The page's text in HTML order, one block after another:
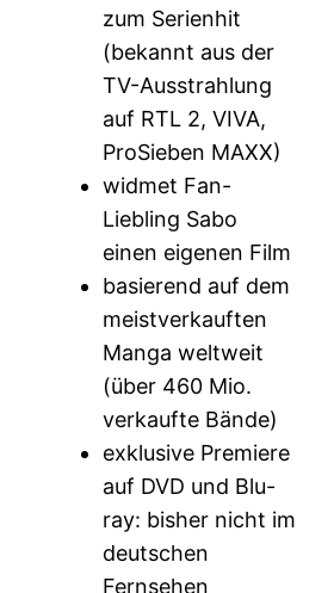
zum Serienhit
(bekannt aus der
TV-Ausstrahlung
auf RTL 2, VIVA,
ProSieben MAXX)
widmet Fan-
Liebling Sabo
einen eigenen Film
basierend auf dem
meistverkauften
Manga weltweit
(über 460 Mio.
verkaufte Bände)
exklusive Premiere
auf DVD und Blu-
ray: bisher nicht im
deutschen
Fernsehen